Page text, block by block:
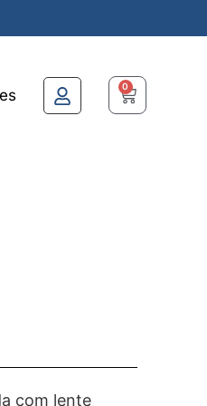
0
com lente